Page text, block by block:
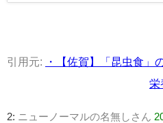
引用元:
・【佐賀】「昆虫食」
栄
2: ニューノーマルの名無しさん